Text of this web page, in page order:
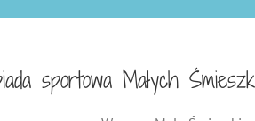
sportowa Małych